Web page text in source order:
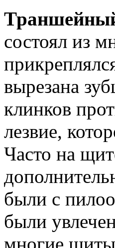
состоял из
вырезана
клинков
лезвие,
Часто на
были с
были